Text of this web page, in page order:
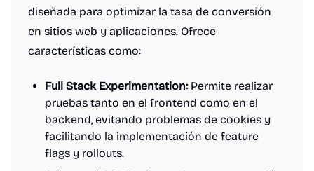
diseñada para optimizar la tasa de conversión
en sitios web y aplicaciones. Ofrece
características como:
Full Stack Experimentation:Permite realizar
pruebas tanto en el frontend como en el
backend, evitando problemas de cookies y
facilitando la implementación de feature
flags y rollouts.